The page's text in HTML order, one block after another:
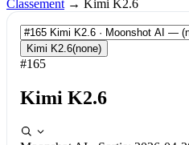
Classement → Kimi K2.6
Kimi K2.6(none)
#165
Kimi K2.6